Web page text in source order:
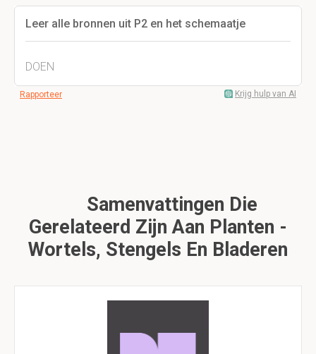
Leer alle bronnen uit P2 en het schemaatje
DOEN
Rapporteer Krijg hulp van AI
Samenvattingen Die
Gerelateerd Zijn Aan Planten -
Wortels, Stengels En Bladeren